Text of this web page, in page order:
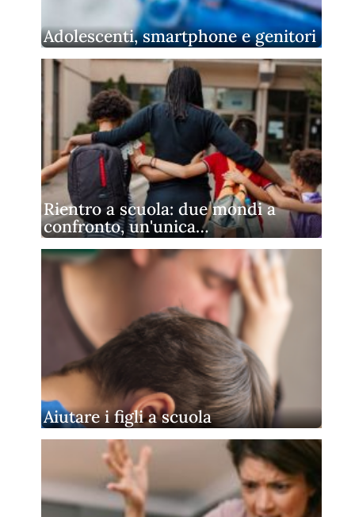
Adolescenti, smartphone e genitori
Rientro a scuola: due mondi a
confronto, un'unica…
Aiutare i figli a scuola